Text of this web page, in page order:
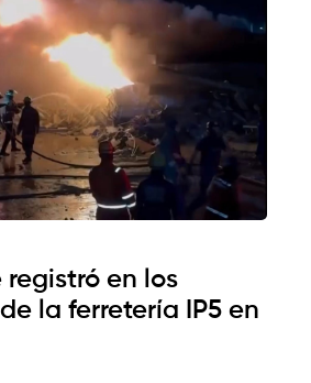
registró en los
la ferretería IP5 en